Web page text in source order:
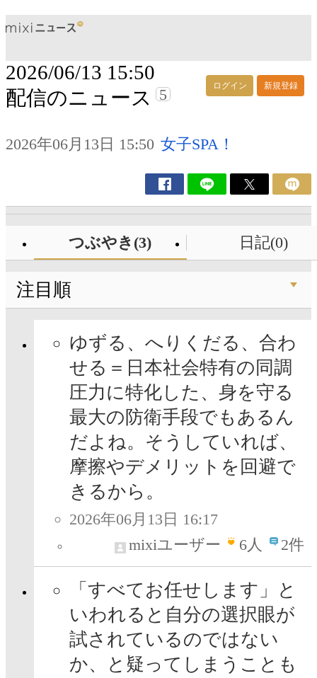
ログイン 新規登録
2026/06/13 15:50
配信のニュース
5
2026年06月13日 15:50 女子SPA！
つぶやき(3) 日記(0)
注目順
ゆずる、へりくだる、合わ
せる＝日本社会特有の同調
圧力に特化した、身を守る
最大の防衛手段でもあるん
だよね。そうしていれば、
摩擦やデメリットを回避で
きるから。
2026年06月13日 16:17
mixiユーザー
6人 2件
「すべてお任せします」と
いわれると自分の選択眼が
試されているのではない
か、と疑ってしまうことも